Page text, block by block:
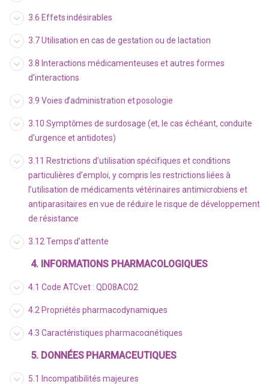
3.6 Effets indésirables
3.7 Utilisation en cas de gestation ou de lactation
3.8 Interactions médicamenteuses et autres formes
d’interactions
3.9 Voies d’administration et posologie
3.10 Symptômes de surdosage (et, le cas échéant, conduite
d’urgence et antidotes)
3.11 Restrictions d’utilisation spécifiques et conditions
particulières d’emploi, y compris les restrictions liées à
l’utilisation de médicaments vétérinaires antimicrobiens et
antiparasitaires en vue de réduire le risque de développement
de résistance
3.12 Temps d’attente
4. INFORMATIONS PHARMACOLOGIQUES
4.1 Code ATCvet : QD08AC02
4.2 Propriétés pharmacodynamiques
4.3 Caractéristiques pharmacocinétiques
5. DONNÉES PHARMACEUTIQUES
5.1 Incompatibilités majeures